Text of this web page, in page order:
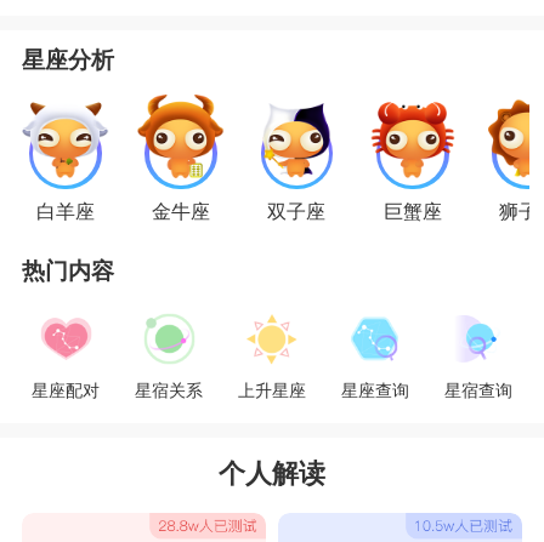
在长时间的犹豫不觉中，天平倾向了本性的冲动，
最终就和前任上床，毕竟男人多数是用下半身思考
的动物。
星座乐原创文章，转载需注明出处
星座分析
白羊座 金牛座 双子座 巨蟹座 狮子
热门内容
星座配对 星宿关系 上升星座 星座查询 星宿查询
个人解读